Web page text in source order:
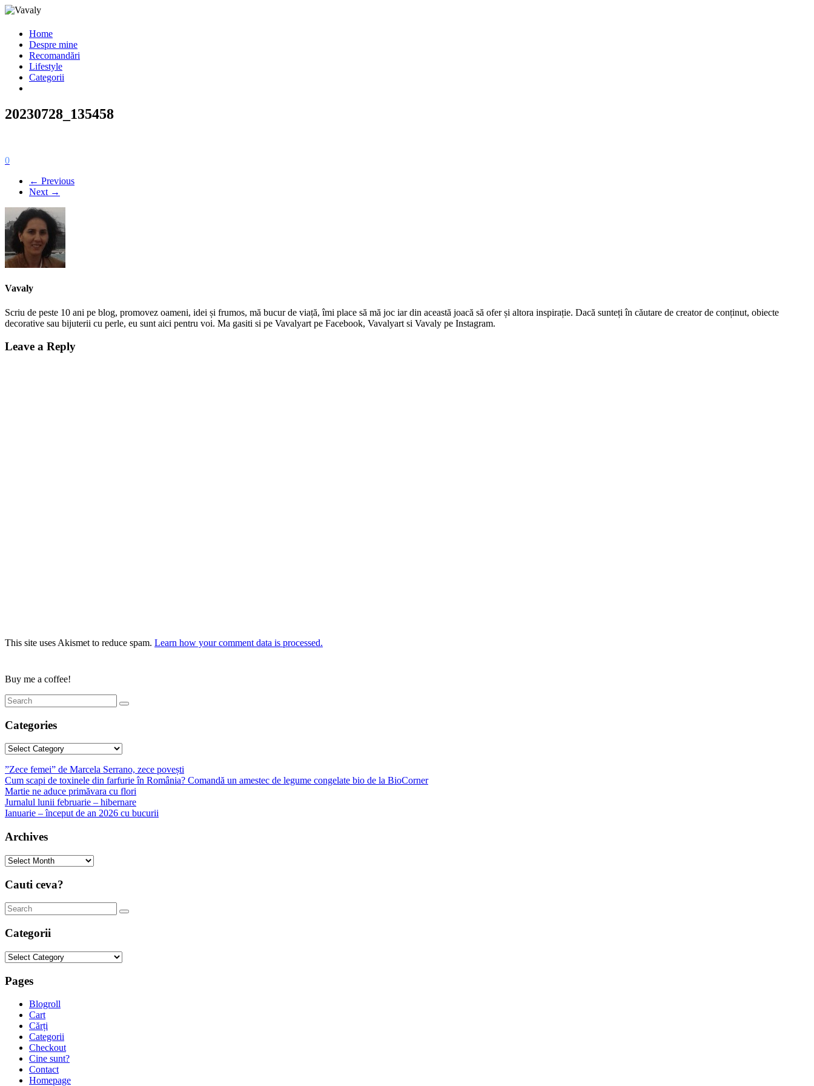
Home
Despre mine
Recomandări
Lifestyle
Categorii
20230728_135458
0
← Previous
Next →
Vavaly
Scriu de peste 10 ani pe blog, promovez oameni, idei și frumos, mă bucur de viață, îmi place să mă joc iar din această joacă să ofer și altora inspirație. Dacă sunteți în căutare de creator de conținut, obiecte
decorative sau bijuterii cu perle, eu sunt aici pentru voi. Ma gasiti si pe Vavalyart pe Facebook, Vavalyart si Vavaly pe Instagram.
Leave a Reply
This site uses Akismet to reduce spam. Learn how your comment data is processed.
Buy me a coffee!
Categories
Categories
”Zece femei” de Marcela Serrano, zece povești
Cum scapi de toxinele din farfurie în România? Comandă un amestec de legume congelate bio de la BioCorner
Martie ne aduce primăvara cu flori
Jurnalul lunii februarie – hibernare
Ianuarie – început de an 2026 cu bucurii
Archives
Archives
Cauti ceva?
Categorii
Categorii
Pages
Blogroll
Cart
Cărți
Categorii
Checkout
Cine sunt?
Contact
Homepage